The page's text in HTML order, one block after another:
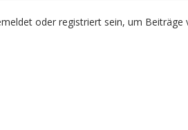
oder registriert sein, um Beiträge